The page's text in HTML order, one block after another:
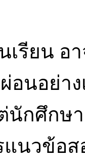
เรียน
นอย่า
นักศึกษ
นวข้อ